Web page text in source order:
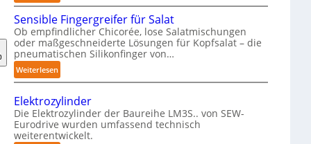
M
g
a
z
i
n
-
B
e
l
Sensible Fingergreifer für Salat
Ob empfindlicher Chicorée, lose Salatmischungen
oder maßgeschneiderte Lösungen für Kopfsalat – die
pneumatischen Silikonfinger von…
Weiterlesen:
S
e
n
s
i
Elektrozylinder
Die Elektrozylinder der Baureihe LM3S.. von SEW-
Eurodrive wurden umfassend technisch
weiterentwickelt.